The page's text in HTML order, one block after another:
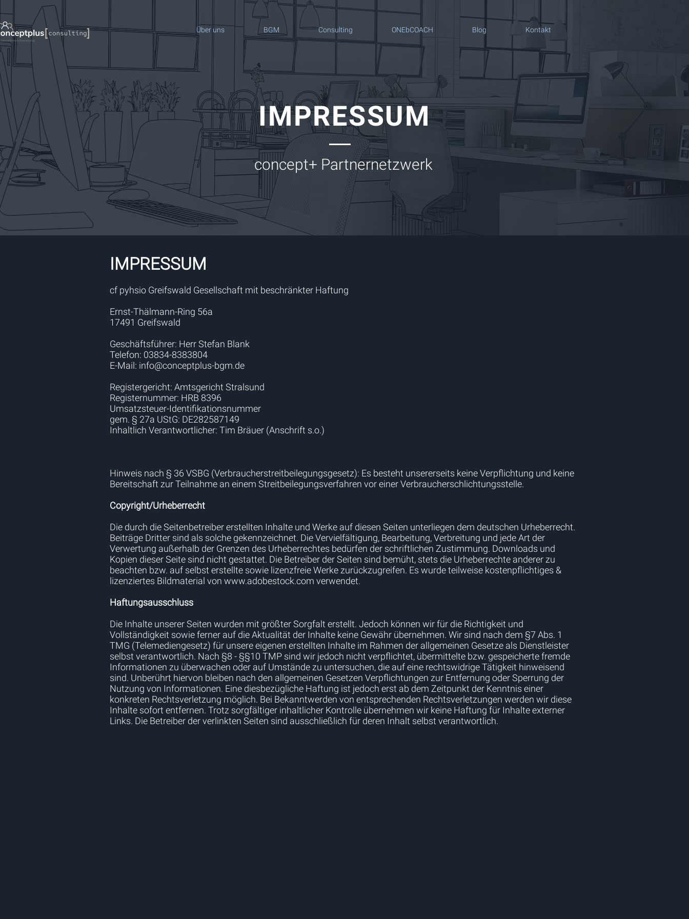
Über uns BGM Consulting ONEbCOACH Blog Kontakt
IMPRESSUM
concept+ Partnernetzwerk
IMPRESSUM
cf pyhsio Greifswald Gesellschaft mit beschränkter Haftung
Ernst-Thälmann-Ring 56a
17491 Greifswald
Geschäftsführer: Herr Stefan Blank
Telefon: 03834-8383804
E-Mail: info@conceptplus-bgm.de
Registergericht: Amtsgericht Stralsund
Registernummer: HRB 8396
Umsatzsteuer-Identifikationsnummer
gem. § 27a UStG: DE282587149
Inhaltlich Verantwortlicher: Tim Bräuer (Anschrift s.o.)
Hinweis nach § 36 VSBG (Verbraucherstreitbeilegungsgesetz): Es besteht unsererseits keine Verpflichtung und keine
Bereitschaft zur Teilnahme an einem Streitbeilegungsverfahren vor einer Verbraucherschlichtungsstelle.
Copyright/Urheberrecht
Die durch die Seitenbetreiber erstellten Inhalte und Werke auf diesen Seiten unterliegen dem deutschen Urheberrecht.
Beiträge Dritter sind als solche gekennzeichnet. Die Vervielfältigung, Bearbeitung, Verbreitung und jede Art der
Verwertung außerhalb der Grenzen des Urheberrechtes bedürfen der schriftlichen Zustimmung. Downloads und
Kopien dieser Seite sind nicht gestattet. Die Betreiber der Seiten sind bemüht, stets die Urheberrechte anderer zu
beachten bzw. auf selbst erstellte sowie lizenzfreie Werke zurückzugreifen. Es wurde teilweise kostenpflichtiges &
lizenziertes Bildmaterial von www.adobestock.com verwendet.
Haftungsausschluss
Die Inhalte unserer Seiten wurden mit größter Sorgfalt erstellt. Jedoch können wir für die Richtigkeit und
Vollständigkeit sowie ferner auf die Aktualität der Inhalte keine Gewähr übernehmen. Wir sind nach dem §7 Abs. 1
TMG (Telemediengesetz) für unsere eigenen erstellten Inhalte im Rahmen der allgemeinen Gesetze als Dienstleister
selbst verantwortlich. Nach §8 - §§10 TMP sind wir jedoch nicht verpflichtet, übermittelte bzw. gespeicherte fremde
Informationen zu überwachen oder auf Umstände zu untersuchen, die auf eine rechtswidrige Tätigkeit hinweisend
sind. Unberührt hiervon bleiben nach den allgemeinen Gesetzen Verpflichtungen zur Entfernung oder Sperrung der
Nutzung von Informationen. Eine diesbezügliche Haftung ist jedoch erst ab dem Zeitpunkt der Kenntnis einer
konkreten Rechtsverletzung möglich. Bei Bekanntwerden von entsprechenden Rechtsverletzungen werden wir diese
Inhalte sofort entfernen. Trotz sorgfältiger inhaltlicher Kontrolle übernehmen wir keine Haftung für Inhalte externer
Links. Die Betreiber der verlinkten Seiten sind ausschließlich für deren Inhalt selbst verantwortlich.